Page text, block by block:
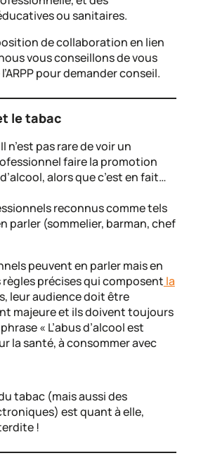
ou sanitaires.
de collaboration en lien
vous conseillons de vous
pour demander conseil.
le tabac
n’est pas rare de voir un
faire la promotion
alors que c’est en fait…
reconnus comme tels
parler (sommelier, barman, chef
peuvent en parler mais en
précises qui composent la
leur audience doit être
majeure et ils doivent toujours
« L’abus d’alcool est
la santé, à consommer avec
tabac (mais aussi des
est quant à elle,
!